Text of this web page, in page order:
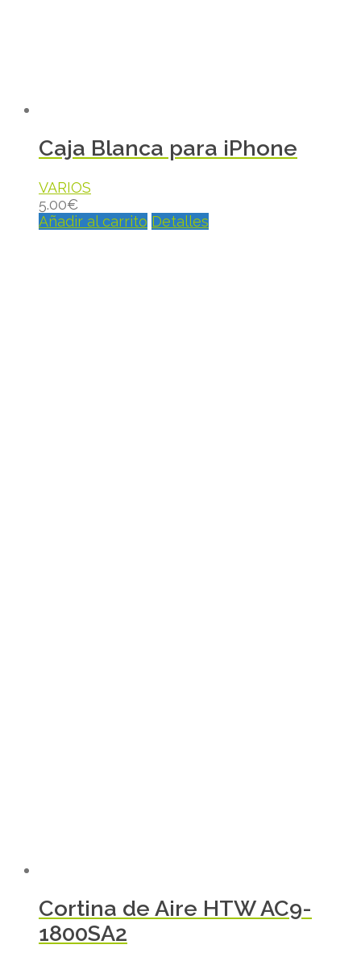
Caja Blanca para iPhone
VARIOS
5.00€
Añadir al carrito Detalles
Cortina de Aire HTW AC9-
1800SA2